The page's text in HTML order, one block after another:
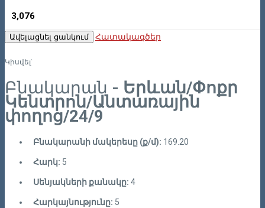
3,076
Ավելացնել ցանկում Հատակագծեր
Կիսվել`
Բնակարան - Երևան/Փոքր
Կենտրոն/Անտառային
փողոց/24/9
Բնակարանի մակերեսը (ք/մ): 169.20
Հարկ: 5
Սենյակների քանակը: 4
Հարկայնությունը: 5